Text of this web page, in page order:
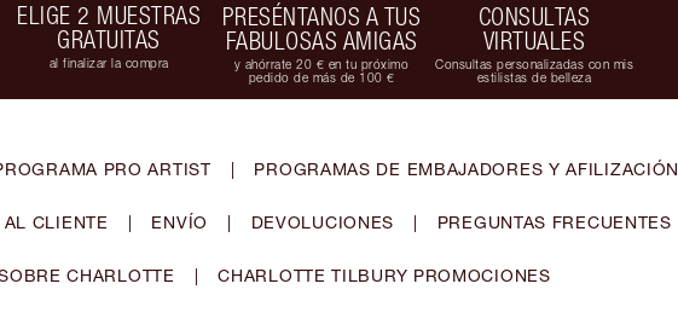
ELIGE 2 MUESTRAS
GRATUITAS
al finalizar la compra
PRESÉNTANOS A TUS
FABULOSAS AMIGAS
y ahórrate 20 € en tu próximo
pedido de más de 100 €
CONSULTAS
VIRTUALES
Consultas personalizadas con mis
estilistas de belleza
PRO ARTIST | PROGRAMAS DE EMBAJADORES Y AFILIZACIÓN
CLIENTE | ENVÍO | DEVOLUCIONES | PREGUNTAS FRECUENTES
CHARLOTTE | CHARLOTTE TILBURY PROMOCIONES